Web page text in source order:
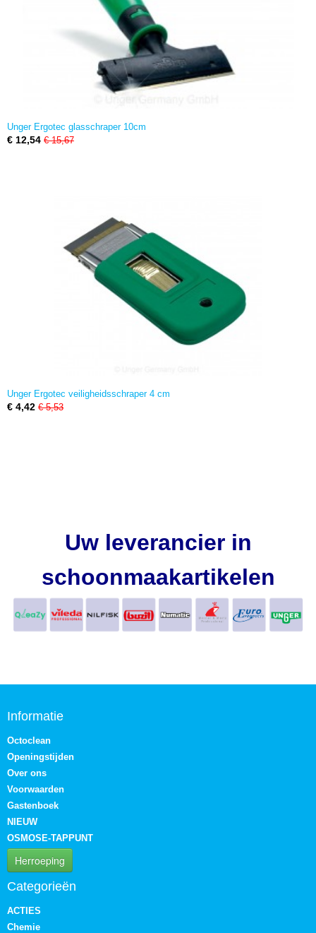
Unger Ergotec glasschraper 10cm
€ 12,54 € 15,67
Unger Ergotec veiligheidsschraper 4 cm
€ 4,42 € 5,53
Uw leverancier in
schoonmaakartikelen
Informatie
Octoclean
Openingstijden
Over ons
Voorwaarden
Gastenboek
NIEUW
OSMOSE-TAPPUNT
Herroeping
Categorieën
ACTIES
Chemie